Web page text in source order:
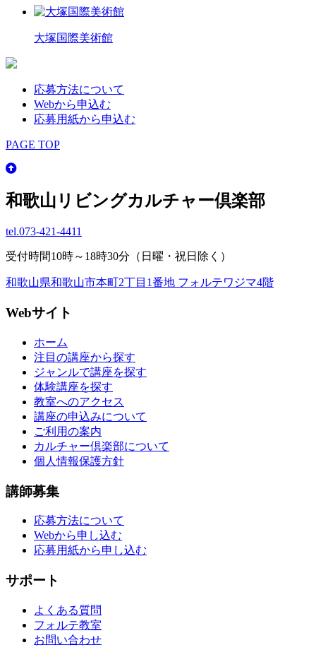
大塚国際美術館
応募方法について
Webから申込む
応募用紙から申込む
PAGE TOP
和歌山リビングカルチャー倶楽部
tel.073-421-4411
受付時間10時～18時30分（日曜・祝日除く）
和歌山県和歌山市本町2丁目1番地 フォルテワジマ4階
Webサイト
ホーム
注目の講座から探す
ジャンルで講座を探す
体験講座を探す
教室へのアクセス
講座の申込みについて
ご利用の案内
カルチャー倶楽部について
個人情報保護方針
講師募集
応募方法について
Webから申し込む
応募用紙から申し込む
サポート
よくある質問
フォルテ教室
お問い合わせ